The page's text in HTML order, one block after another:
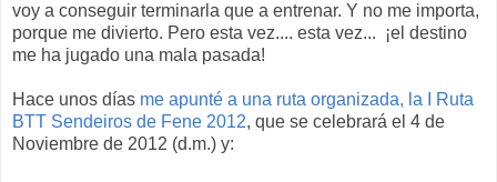
voy a conseguir terminarla que a entrenar. Y no me importa,
porque me divierto. Pero esta vez.... esta vez... ¡el destino
me ha jugado una mala pasada!
Hace unos días me apunté a una ruta organizada, la I Ruta
BTT Sendeiros de Fene 2012, que se celebrará el 4 de
Noviembre de 2012 (d.m.) y: